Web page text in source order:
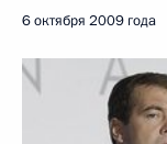
6 октября 2009 года